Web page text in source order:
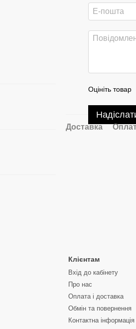
Оцініть товар
Доставка
Клієнтам
Вхід до кабінету
Про нас
Оплата і доставка
Обмін та повернення
Контактна інформація